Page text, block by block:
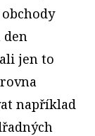
den
jen to
například